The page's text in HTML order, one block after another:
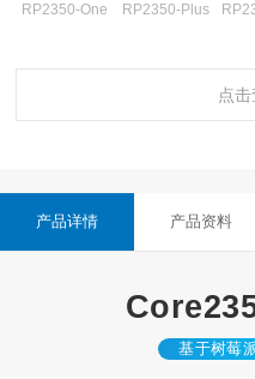
RP2350-One RP2350-Plus
口
点
产品详情 产品资料
基于树莓